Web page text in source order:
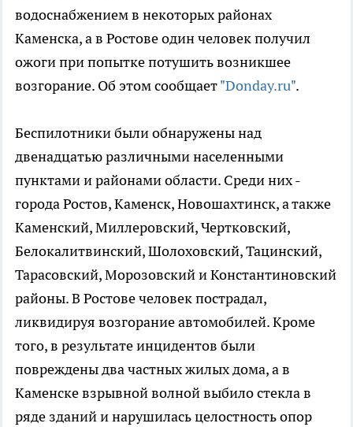
водоснабжением в некоторых районах
Каменска, а в Ростове один человек получил
ожоги при попытке потушить возникшее
возгорание. Об этом сообщает"Donday.ru".
Беспилотники были обнаружены над
двенадцатью различными населенными
пунктами и районами области. Среди них -
города Ростов, Каменск, Новошахтинск, а также
Каменский, Миллеровский, Чертковский,
Белокалитвинский, Шолоховский, Тацинский,
Тарасовский, Морозовский и Константиновский
районы. В Ростове человек пострадал,
ликвидируя возгорание автомобилей. Кроме
того, в результате инцидентов были
повреждены два частных жилых дома, а в
Каменске взрывной волной выбило стекла в
ряде зданий и нарушилась целостность опор